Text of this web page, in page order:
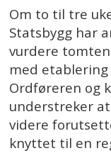
Om to til tre
Statsbygg har
vurdere
med etablering
Ordføreren og
understreker
videre
knyttet til en